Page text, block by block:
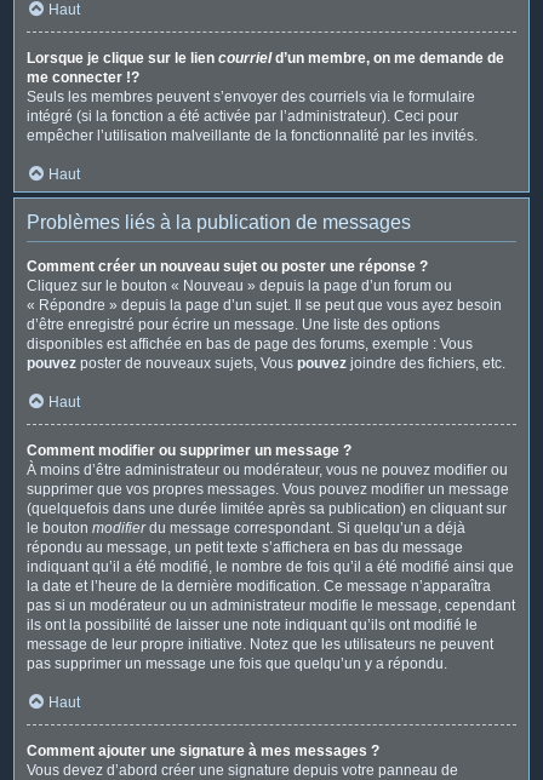
Haut
Lorsque je clique sur le lien courrield’un membre, on me demande de
me connecter !?
Seuls les membres peuvent s’envoyer des courriels via le formulaire
intégré (si la fonction a été activée par l’administrateur). Ceci pour
empêcher l’utilisation malveillante de la fonctionnalité par les invités.
Haut
Problèmes liés à la publication de messages
Comment créer un nouveau sujet ou poster une réponse ?
Cliquez sur le bouton « Nouveau » depuis la page d’un forum ou
« Répondre » depuis la page d’un sujet. Il se peut que vous ayez besoin
d’être enregistré pour écrire un message. Une liste des options
disponibles est affichée en bas de page des forums, exemple : Vous
pouvez poster de nouveaux sujets, Vous pouvez joindre des fichiers, etc.
Haut
Comment modifier ou supprimer un message ?
À moins d’être administrateur ou modérateur, vous ne pouvez modifier ou
supprimer que vos propres messages. Vous pouvez modifier un message
(quelquefois dans une durée limitée après sa publication) en cliquant sur
le bouton modifierdu message correspondant. Si quelqu’un a déjà
répondu au message, un petit texte s’affichera en bas du message
indiquant qu’il a été modifié, le nombre de fois qu’il a été modifié ainsi que
la date et l’heure de la dernière modification. Ce message n’apparaîtra
pas si un modérateur ou un administrateur modifie le message, cependant
ils ont la possibilité de laisser une note indiquant qu’ils ont modifié le
message de leur propre initiative. Notez que les utilisateurs ne peuvent
pas supprimer un message une fois que quelqu’un y a répondu.
Haut
Comment ajouter une signature à mes messages ?
Vous devez d’abord créer une signature depuis votre panneau de